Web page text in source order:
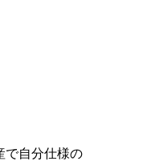
で自分仕様の